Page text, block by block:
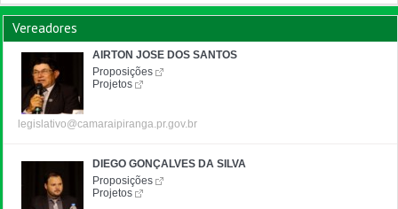
Vereadores
AIRTON JOSE DOS SANTOS
Proposições
Projetos
legislativo@camaraipiranga.pr.gov.br
DIEGO GONÇALVES DA SILVA
Proposições
Projetos